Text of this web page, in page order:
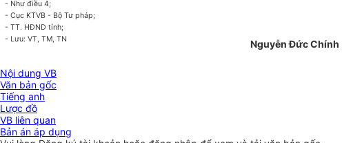
- Như điều 4;
- Cục KTVB - Bộ Tư pháp;
- TT. HĐND tỉnh;
- Lưu: VT, TM, TN
Nguyễn Đức Chính
Nội dung VB
Văn bản gốc
Tiếng anh
Lược đồ
VB liên quan
Bản án áp dụng